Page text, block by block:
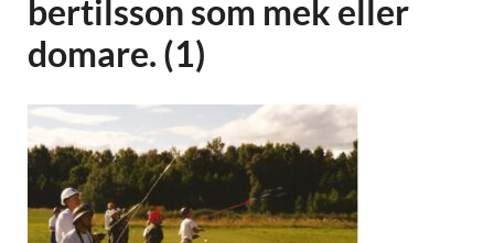
bertilsson som mek eller
domare. (1)